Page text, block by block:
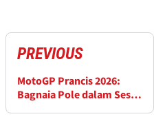
PREVIOUS
MotoGP Prancis 2026:
Bagnaia Pole dalam Sesi